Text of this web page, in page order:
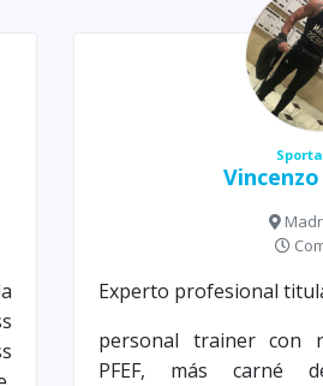
Experto profesional
personal trainer con
PFEF, más carné